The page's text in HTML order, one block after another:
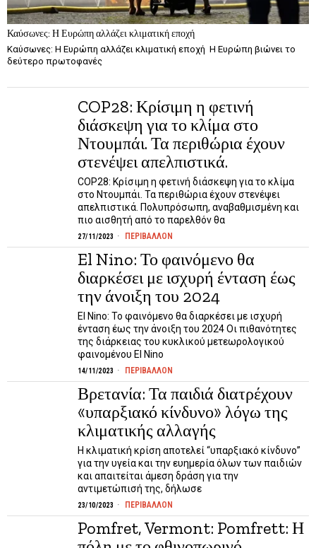
Καύσωνες: Η Ευρώπη αλλάζει κλιματική εποχή
Καύσωνες: Η Ευρώπη αλλάζει κλιματική εποχή Η Ευρώπη βιώνει το
δεύτερο πρωτοφανές
COP28: Κρίσιμη η φετινή
διάσκεψη για το κλίμα στο
Ντουμπάι. Τα περιθώρια έχουν
στενέψει απελπιστικά.
COP28: Κρίσιμη η φετινή διάσκεψη για το κλίμα
στο Ντουμπάι. Τα περιθώρια έχουν στενέψει
απελπιστικά. Πολυπρόσωπη, αναβαθμισμένη και
πιο αισθητή από το παρελθόν θα
27/11/2023 ΠΕΡΙΒΑΛΛΟΝ
El Nino: Το φαινόμενο θα
διαρκέσει με ισχυρή ένταση έως
την άνοιξη του 2024
El Nino: Το φαινόμενο θα διαρκέσει με ισχυρή
ένταση έως την άνοιξη του 2024 Οι πιθανότητες
της διάρκειας του κυκλικού μετεωρολογικού
φαινομένου El Nino
14/11/2023 ΠΕΡΙΒΑΛΛΟΝ
Βρετανία: Τα παιδιά διατρέχουν
«υπαρξιακό κίνδυνο» λόγω της
κλιματικής αλλαγής
Η κλιματική κρίση αποτελεί “υπαρξιακό κίνδυνο”
για την υγεία και την ευημερία όλων των παιδιών
και απαιτείται άμεση δράση για την
αντιμετώπισή της, δήλωσε
23/10/2023 ΠΕΡΙΒΑΛΛΟΝ
Pomfret, Vermont: Pomfrett: Η